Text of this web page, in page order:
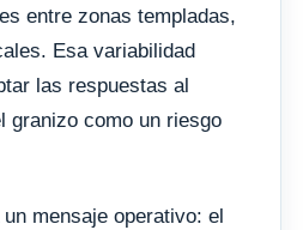
entre zonas templadas,
Esa variabilidad
las respuestas al
granizo como un riesgo
mensaje operativo: el